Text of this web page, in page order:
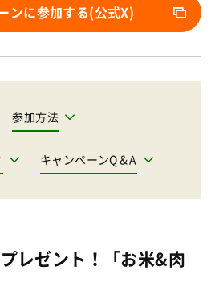
ンに参加する(公式X)
参加方法
キャンペーンQ＆A
レゼント！「お米&肉